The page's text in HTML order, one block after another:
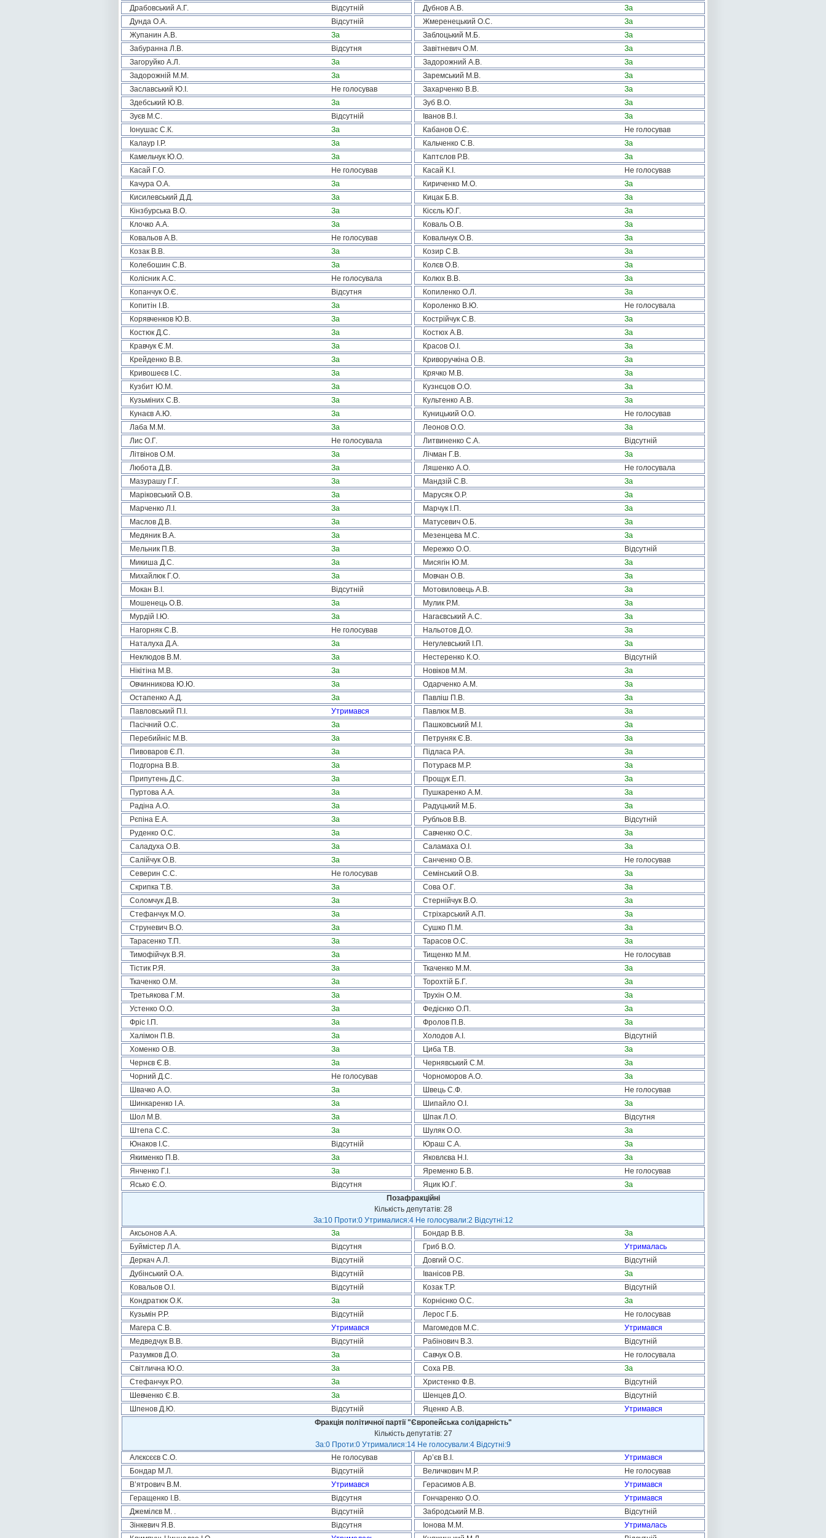
Драбовський А.Г.
Відсутній Дубнов А.В.
За
Дунда О.А.
Відсутній Жмеренецький О.С.
За
Жупанин А.В.
За Заблоцький М.Б.
За
Забуранна Л.В.
Відсутня Завітневич О.М.
За
Загоруйко А.Л.
За Задорожний А.В.
За
Задорожній М.М.
За Заремський М.В.
За
Заславський Ю.І.
Не голосував Захарченко В.В.
За
Здебський Ю.В.
За Зуб В.О.
За
Зуєв М.С.
Відсутній Іванов В.І.
За
Іонушас С.К.
За Кабанов О.Є.
Не голосував
Калаур І.Р.
За Кальченко С.В.
За
Камельчук Ю.О.
За Каптєлов Р.В.
За
Касай Г.О.
Не голосував Касай К.І.
Не голосував
Качура О.А.
За Кириченко М.О.
За
Кисилевський Д.Д.
За Кицак Б.В.
За
Кінзбурська В.О.
За Кісєль Ю.Г.
За
Клочко А.А.
За Коваль О.В.
За
Ковальов А.В.
Не голосував Ковальчук О.В.
За
Козак В.В.
За Козир С.В.
За
Колебошин С.В.
За Колєв О.В.
За
Колісник А.С.
Не голосувала Колюх В.В.
За
Копанчук О.Є.
Відсутня Копиленко О.Л.
За
Копитін І.В.
За Короленко В.Ю.
Не голосувала
Корявченков Ю.В.
За Кострійчук С.В.
За
Костюк Д.С.
За Костюх А.В.
За
Кравчук Є.М.
За Красов О.І.
За
Крейденко В.В.
За Криворучкіна О.В.
За
Кривошеєв І.С.
За Крячко М.В.
За
Кузбит Ю.М.
За Кузнєцов О.О.
За
Кузьміних С.В.
За Культенко А.В.
За
Кунаєв А.Ю.
За Куницький О.О.
Не голосував
Лаба М.М.
За Леонов О.О.
За
Лис О.Г.
Не голосувала Литвиненко С.А.
Відсутній
Літвінов О.М.
За Лічман Г.В.
За
Любота Д.В.
За Ляшенко А.О.
Не голосувала
Мазурашу Г.Г.
За Мандзій С.В.
За
Маріковський О.В.
За Марусяк О.Р.
За
Марченко Л.І.
За Марчук І.П.
За
Маслов Д.В.
За Матусевич О.Б.
За
Медяник В.А.
За Мезенцева М.С.
За
Мельник П.В.
За Мережко О.О.
Відсутній
Микиша Д.С.
За Мисягін Ю.М.
За
Михайлюк Г.О.
За Мовчан О.В.
За
Мокан В.І.
Відсутній Мотовиловець А.В.
За
Мошенець О.В.
За Мулик Р.М.
За
Мурдій І.Ю.
За Нагаєвський А.С.
За
Нагорняк С.В.
Не голосував Нальотов Д.О.
За
Наталуха Д.А.
За Негулевський І.П.
За
Неклюдов В.М.
За Нестеренко К.О.
Відсутній
Нікітіна М.В.
За Новіков М.М.
За
Овчинникова Ю.Ю.
За Одарченко А.М.
За
Остапенко А.Д.
За Павліш П.В.
За
Павловський П.І.
Утримався Павлюк М.В.
За
Пасічний О.С.
За Пашковський М.І.
За
Перебийніс М.В.
За Петруняк Є.В.
За
Пивоваров Є.П.
За Підласа Р.А.
За
Подгорна В.В.
За Потураєв М.Р.
За
Припутень Д.С.
За Прощук Е.П.
За
Пуртова А.А.
За Пушкаренко А.М.
За
Радіна А.О.
За Радуцький М.Б.
За
Рєпіна Е.А.
За Рубльов В.В.
Відсутній
Руденко О.С.
За Савченко О.С.
За
Саладуха О.В.
За Саламаха О.І.
За
Салійчук О.В.
За Санченко О.В.
Не голосував
Северин С.С.
Не голосував Семінський О.В.
За
Скрипка Т.В.
За Сова О.Г.
За
Соломчук Д.В.
За Стернійчук В.О.
За
Стефанчук М.О.
За Стріхарський А.П.
За
Струневич В.О.
За Сушко П.М.
За
Тарасенко Т.П.
За Тарасов О.С.
За
Тимофійчук В.Я.
За Тищенко М.М.
Не голосував
Тістик Р.Я.
За Ткаченко М.М.
За
Ткаченко О.М.
За Торохтій Б.Г.
За
Третьякова Г.М.
За Трухін О.М.
За
Устенко О.О.
За Федієнко О.П.
За
Фріс І.П.
За Фролов П.В.
За
Халімон П.В.
За Холодов А.І.
Відсутній
Хоменко О.В.
За Циба Т.В.
За
Чернєв Є.В.
За Чернявський С.М.
За
Чорний Д.С.
Не голосував Чорноморов А.О.
За
Швачко А.О.
За Швець С.Ф.
Не голосував
Шинкаренко І.А.
За Шипайло О.І.
За
Шол М.В.
За Шпак Л.О.
Відсутня
Штепа С.С.
За Шуляк О.О.
За
Юнаков І.С.
Відсутній Юраш С.А.
За
Якименко П.В.
За Яковлєва Н.І.
За
Янченко Г.І.
За Яременко Б.В.
Не голосував
Ясько Є.О.
Відсутня Яцик Ю.Г.
За
Позафракційні
Кількість депутатів: 28
За:10 Проти:0 Утрималися:4 Не голосували:2 Відсутні:12
Аксьонов А.А.
За Бондар В.В.
За
Буймістер Л.А.
Відсутня Гриб В.О.
Утрималась
Деркач А.Л.
Відсутній Довгий О.С.
Відсутній
Дубінський О.А.
Відсутній Іванісов Р.В.
За
Ковальов О.І.
Відсутній Козак Т.Р.
Відсутній
Кондратюк О.К.
За Корнієнко О.С.
За
Кузьмін Р.Р.
Відсутній Лерос Г.Б.
Не голосував
Магера С.В.
Утримався Магомедов М.С.
Утримався
Медведчук В.В.
Відсутній Рабінович В.З.
Відсутній
Разумков Д.О.
За Савчук О.В.
Не голосувала
Світлична Ю.О.
За Соха Р.В.
За
Стефанчук Р.О.
За Христенко Ф.В.
Відсутній
Шевченко Є.В.
За Шенцев Д.О.
Відсутній
Шпенов Д.Ю.
Відсутній Яценко А.В.
Утримався
Фракція політичної партії "Європейська солідарність"
Кількість депутатів: 27
За:0 Проти:0 Утрималися:14 Не голосували:4 Відсутні:9
Алєксєєв С.О.
Не голосував Ар’єв В.І.
Утримався
Бондар М.Л.
Відсутній Величкович М.Р.
Не голосував
В’ятрович В.М.
Утримався Герасимов А.В.
Утримався
Геращенко І.В.
Відсутня Гончаренко О.О.
Утримався
Джемілєв М. .
Відсутній Забродський М.В.
Відсутній
Зінкевич Я.В.
Відсутня Іонова М.М.
Утрималась